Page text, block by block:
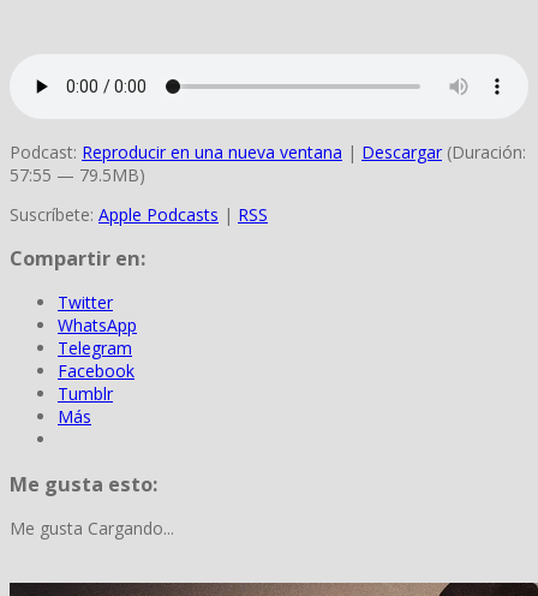
Podcast: Reproducir en una nueva ventana | Descargar (Duración:
57:55 — 79.5MB)
Suscríbete: Apple Podcasts | RSS
Compartir en:
Twitter
WhatsApp
Telegram
Facebook
Tumblr
Más
Me gusta esto:
Me gusta Cargando...